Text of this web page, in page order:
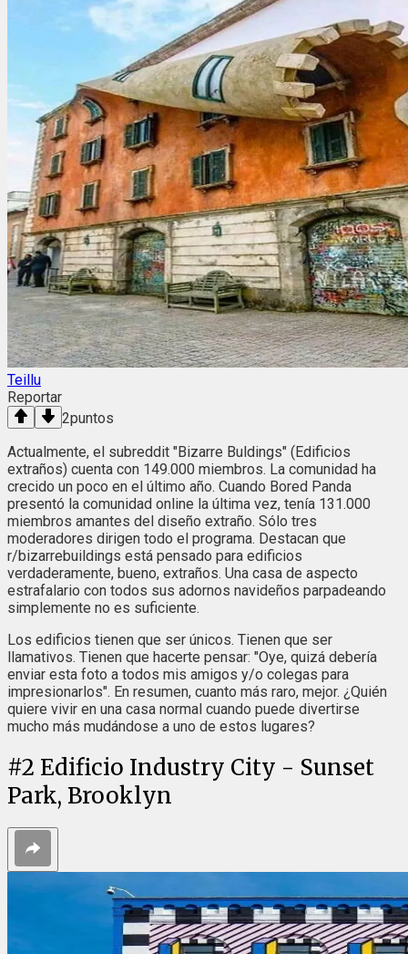
Teillu
Reportar
2puntos
Actualmente, el subreddit "Bizarre Buldings" (Edificios
extraños) cuenta con 149.000 miembros. La comunidad ha
crecido un poco en el último año. Cuando Bored Panda
presentó la comunidad online la última vez, tenía 131.000
miembros amantes del diseño extraño. Sólo tres
moderadores dirigen todo el programa. Destacan que
r/bizarrebuildings está pensado para edificios
verdaderamente, bueno, extraños. Una casa de aspecto
estrafalario con todos sus adornos navideños parpadeando
simplemente no es suficiente.
Los edificios tienen que ser únicos. Tienen que ser
llamativos. Tienen que hacerte pensar: "Oye, quizá debería
enviar esta foto a todos mis amigos y/o colegas para
impresionarlos". En resumen, cuanto más raro, mejor. ¿Quién
quiere vivir en una casa normal cuando puede divertirse
mucho más mudándose a uno de estos lugares?
#2 Edificio Industry City - Sunset
Park, Brooklyn